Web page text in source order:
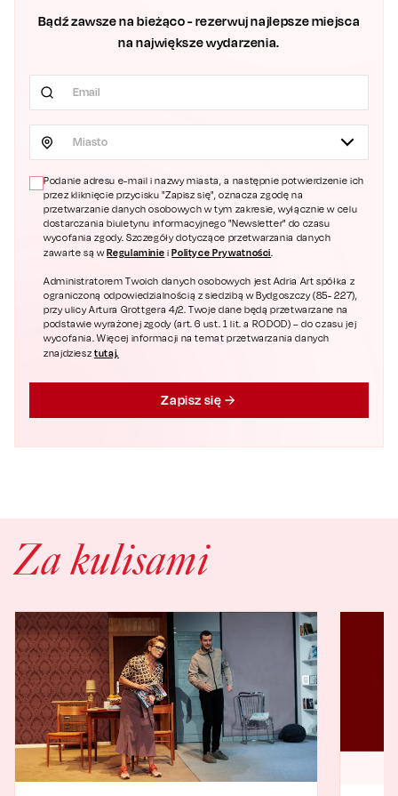
Bądź zawsze na bieżąco - rezerwuj najlepsze miejsca
na największe wydarzenia.
Miasto
Podanie adresu e-mail i nazwy miasta, a następnie potwierdzenie ich
przez kliknięcie przycisku "Zapisz się", oznacza zgodę na
przetwarzanie danych osobowych w tym zakresie, wyłącznie w celu
dostarczania biuletynu informacyjnego "Newsletter" do czasu
wycofania zgody. Szczegóły dotyczące przetwarzania danych
zawarte są wRegulaminie iPolityce Prywatności.
Administratorem Twoich danych osobowych jest Adria Art spółka z
ograniczoną odpowiedzialnością z siedzibą w Bydgoszczy (85- 227),
przy ulicy Artura Grottgera 4/2. Twoje dane będą przetwarzane na
podstawie wyrażonej zgody (art. 6 ust. 1 lit. a RODOD) – do czasu jej
wycofania. Więcej informacji na temat przetwarzania danych
znajdziesztutaj.
Zapisz się
Za kulisami